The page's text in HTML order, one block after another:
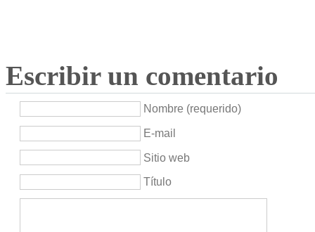
Escribir un comentario
Nombre (requerido)
E-mail
Sitio web
Título